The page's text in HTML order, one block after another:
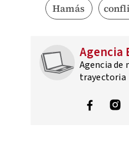
Hamás
Agencia
Agencia de
trayectoria